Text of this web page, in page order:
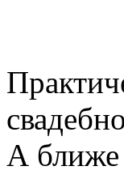
А ближе